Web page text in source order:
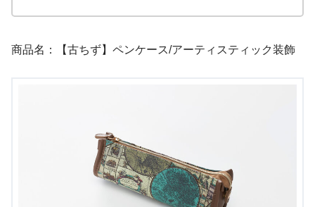
商品名：【古ちず】ペンケース/アーティスティック装飾